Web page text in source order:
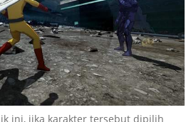
ini, jika karakter tersebut dipilih